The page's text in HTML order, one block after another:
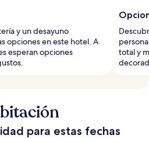
y un desayuno
opciones en este hotel. A
esperan opciones
total y
para estas fechas